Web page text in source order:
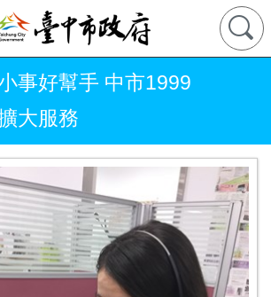
事好幫手 中市1999
大服務